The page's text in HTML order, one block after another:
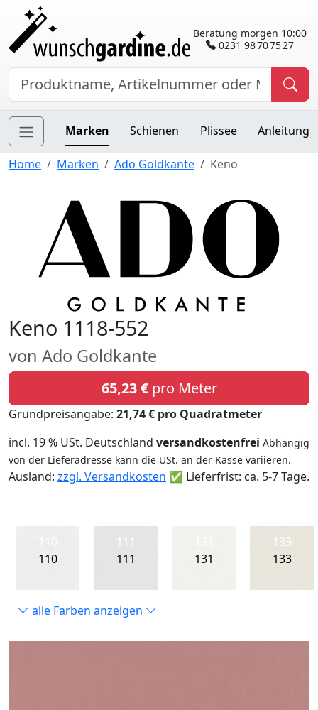
Beratung morgen 10:00
0231 98 70 75 27
Marken Schienen Plissee Anleitung
Home Marken Ado Goldkante Keno
Keno 1118-552
von Ado Goldkante
65,23 €pro Meter
Grundpreisangabe: 21,74 € pro Quadratmeter
incl. 19 % USt. Deutschland versandkostenfrei Abhängig
von der Lieferadresse kann die USt. an der Kasse variieren.
Ausland: zzgl. Versandkosten ✅ Lieferfrist: ca. 5-7 Tage.
110
111
111
131
133
133
alle Farben anzeigen